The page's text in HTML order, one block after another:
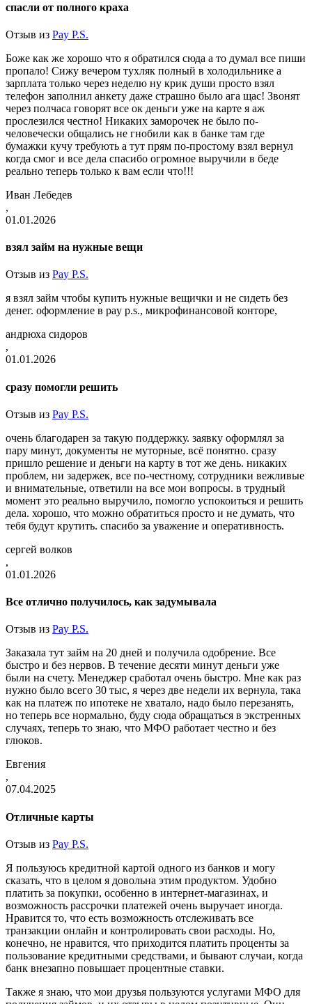
спасли от полного краха
Отзыв из Pay P.S.
Боже как же хорошо что я обратился сюда а то думал все пиши
пропало! Сижу вечером тухляк полный в холодильнике а
зарплата только через неделю ну крик души просто взял
телефон заполнил анкету даже страшно было ага щас! Звонят
через полчаса говорят все ок деньги уже на карте я аж
прослезился честно! Никаких заморочек не было по-
человечески общались не гнобили как в банке там где
бумажки кучу требують а тут прям по-простому взял вернул
когда смог и все дела спасибо огромное выручили в беде
реально теперь только к вам если что!!!
Иван Лебедев
,
01.01.2026
взял займ на нужные вещи
Отзыв из Pay P.S.
я взял займ чтобы купить нужные вещички и не сидеть без
денег. оформление в pay p.s., микрофинансовой конторе,
андрюха сидоров
,
01.01.2026
сразу помогли решить
Отзыв из Pay P.S.
очень благодарен за такую поддержку. заявку оформлял за
пару минут, документы не муторные, всё понятно. сразу
пришло решение и деньги на карту в тот же день. никаких
проблем, ни задержек, все по-честному, сотрудники вежливые
и внимательные, ответили на все мои вопросы. в трудный
момент это реально выручило, помогло успокоиться и решить
дела. хорошо, что можно обратиться просто и не думать, что
тебя будут крутить. спасибо за уважение и оперативность.
сергей волков
,
01.01.2026
Все отлично получилось, как задумывала
Отзыв из Pay P.S.
Заказала тут займ на 20 дней и получила одобрение. Все
быстро и без нервов. В течение десяти минут деньги уже
были на счету. Менеджер сработал очень быстро. Мне как раз
нужно было всего 30 тыс, я через две недели их вернула, така
как на платеж по ипотеке не хватало, надо было перезанять,
но теперь все нормально, буду сюда обращаться в экстренных
случаях, теперь то знаю, что МФО работает честно и без
глюков.
Евгения
,
07.04.2025
Отличные карты
Отзыв из Pay P.S.
Я пользуюсь кредитной картой одного из банков и могу
сказать, что в целом я довольна этим продуктом. Удобно
платить за покупки, особенно в интернет-магазинах, и
возможность рассрочки платежей очень выручает иногда.
Нравится то, что есть возможность отслеживать все
транзакции онлайн и контролировать свои расходы. Но,
конечно, не нравится, что приходится платить проценты за
пользование кредитными средствами, и бывают случаи, когда
банк внезапно повышает процентные ставки.
Также я знаю, что мои друзья пользуются услугами МФО для